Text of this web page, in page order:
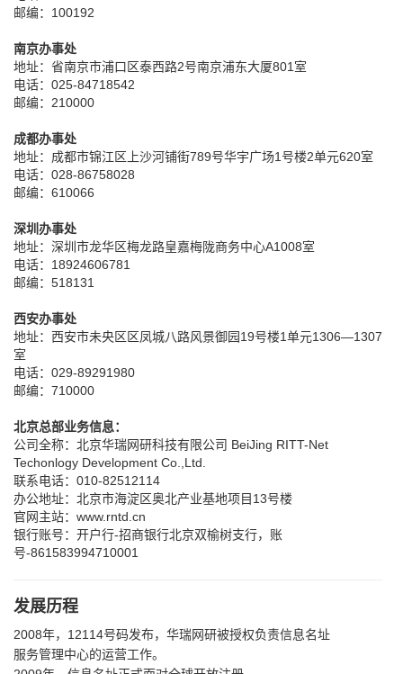
邮编：100192
南京办事处
地址：省南京市浦口区泰西路2号南京浦东大厦801室
电话：025-84718542
邮编：210000
成都办事处
地址：成都市锦江区上沙河铺街789号华宇广场1号楼2单元620室
电话：028-86758028
邮编：610066
深圳办事处
地址：深圳市龙华区梅龙路皇嘉梅陇商务中心A1008室
电话：18924606781
邮编：518131
西安办事处
地址：西安市未央区区凤城八路风景御园19号楼1单元1306—1307
室
电话：029-89291980
邮编：710000
北京总部业务信息：
公司全称：北京华瑞网研科技有限公司 BeiJing RITT-Net
Techonlogy Development Co.,Ltd.
联系电话：010-82512114
办公地址：北京市海淀区奥北产业基地项目13号楼
官网主站：www.rntd.cn
银行账号：开户行-招商银行北京双榆树支行，账
号-861583994710001
发展历程
2008年，12114号码发布，华瑞网研被授权负责信息名址
服务管理中心的运营工作。